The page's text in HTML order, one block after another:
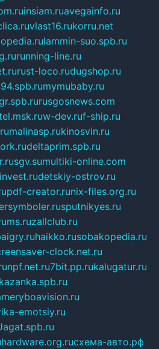
insiam.ruavegainfo.ru
vlast16.rukorru.net
lammin-suo.spb.ru
running-line.ru
rust-loco.rudugshop.ru
mymubaby.ru
rusgosnews.com
w-dev.ruf-ship.ru
malinasp.rukinosvin.ru
deltaprim.spb.ru
sgv.sumultiki-online.com
detskiy-ostrov.ru
pdf-creator.runix-files.org.ru
sputnikyes.ru
zallclub.ru
haikko.rusobakopedia.ru
clock.net.ru
npf.net.ru7bit.pp.rukalugatur.ru
kazanka.spb.ru
emotsiy.ru
agat.spb.ru
hardware.org.ruсхема-авто.рф